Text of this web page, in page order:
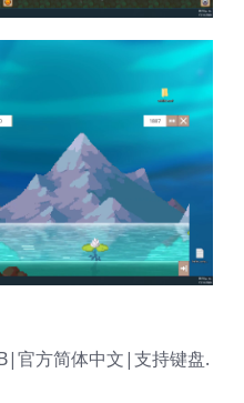
官方简体中文|支持键盘.